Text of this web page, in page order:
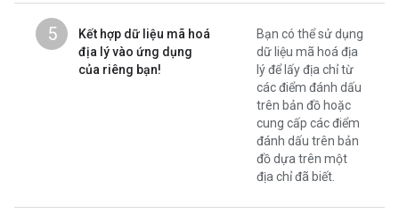
5
Kết hợp dữ liệu mã hoá
địa lý vào ứng dụng
của riêng bạn!
Bạn có thể sử dụng
dữ liệu mã hoá địa
lý để lấy địa chỉ từ
các điểm đánh dấu
trên bản đồ hoặc
cung cấp các điểm
đánh dấu trên bản
đồ dựa trên một
địa chỉ đã biết.